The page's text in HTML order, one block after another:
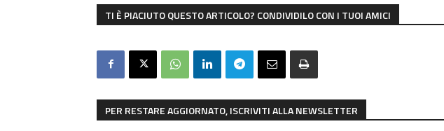
TI È PIACIUTO QUESTO ARTICOLO? CONDIVIDILO CON I TUOI AMICI
PER RESTARE AGGIORNATO, ISCRIVITI ALLA NEWSLETTER